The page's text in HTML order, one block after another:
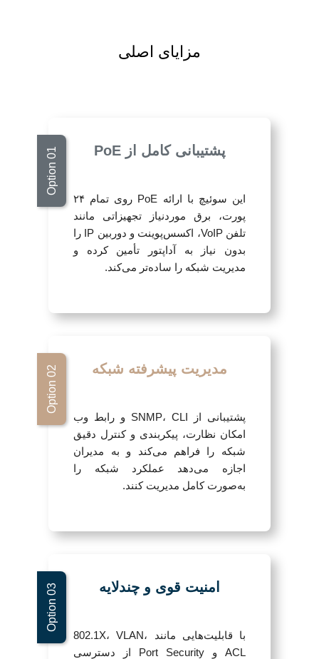
مزایای اصلی
پشتیبانی کامل از PoE
این سوئیچ با ارائه PoE روی تمام ۲۴
پورت، برق موردنیاز تجهیزاتی مانند
تلفن VoIP، اکسس‌پوینت و دوربین IP را
بدون نیاز به آداپتور تأمین کرده و
مدیریت شبکه را ساده‌تر می‌کند.
مدیریت پیشرفته شبکه
پشتیبانی از SNMP، CLI و رابط وب
امکان نظارت، پیکربندی و کنترل دقیق
شبکه را فراهم می‌کند و به مدیران
اجازه می‌دهد عملکرد شبکه را
به‌صورت کامل مدیریت کنند.
امنیت قوی و چندلایه
با قابلیت‌هایی مانند 802.1X، VLAN،
ACL و Port Security از دسترسی